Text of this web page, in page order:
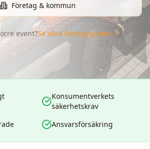
Företag & kommun
event?Se våra företagspaket →
Konsumentverkets
säkerhetskrav
Ansvarsförsäkring